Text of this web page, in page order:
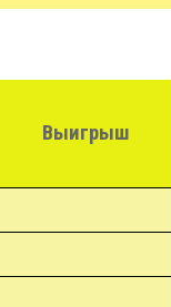
Выигрыш